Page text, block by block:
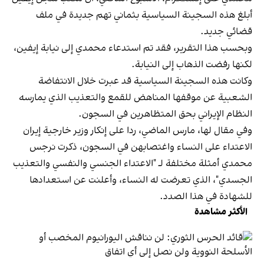
أبلغ هذه السجينة السياسية بثماني تهم جديدة في ملف
قضائي جديد.
وبحسب هذا التقرير، فقد تم استدعاء محمدي إلى نيابة إيفين،
لكنها رفضت الذهاب إلى النيابة.
وكانت هذه السجينة السياسية قد عبرت خلال الانتفاضة
الشعبية عن موقفها المناهض للقمع والتعذيب الذي يمارسه
النظام الإيراني بحق المتظاهرين في السجون.
وفي مقال لها، مارس الماضي، ردا على إنكار وزير خارجية إيران
الاعتداء على النساء واغتصابهن في السجون، ذكرت نرجس
محمدي أمثلة مختلفة لـ "الاعتداء الجنسي والنفسي والتعذيب
الجسدي"، الذي تعرضت له النساء، وأعلنت عن استعدادها
للشهادة في هذا الصدد.
الأكثر مشاهدة